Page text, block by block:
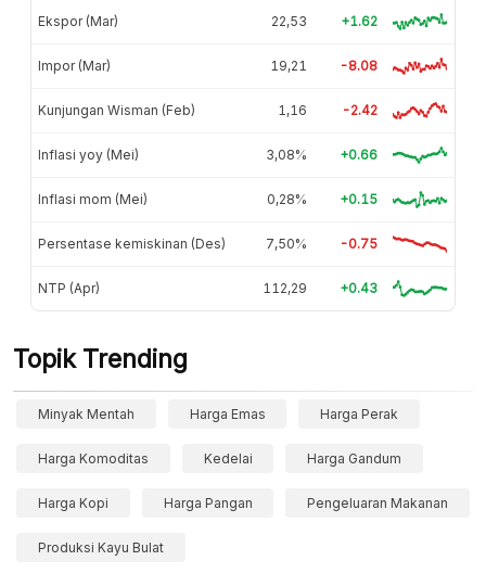
Ekspor (Mar) 22,53 +1.62
Impor (Mar) 19,21 -8.08
Kunjungan Wisman (Feb) 1,16 -2.42
Inflasi yoy (Mei) 3,08% +0.66
Inflasi mom (Mei) 0,28% +0.15
Persentase kemiskinan (Des) 7,50% -0.75
NTP (Apr) 112,29 +0.43
Topik Trending
Minyak Mentah Harga Emas Harga Perak
Harga Komoditas Kedelai Harga Gandum
Harga Kopi Harga Pangan Pengeluaran Makanan
Produksi Kayu Bulat